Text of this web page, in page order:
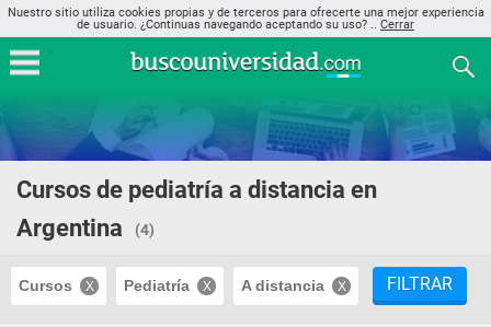
Nuestro sitio utiliza cookies propias y de terceros para ofrecerte una mejor experiencia
de usuario. ¿Continuas navegando aceptando su uso? .. Cerrar
Cursos de pediatría a distancia en
Argentina
(4)
Cursos Pediatría A distancia FILTRAR